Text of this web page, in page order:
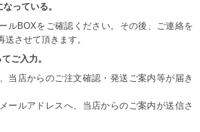
っている。
ルBOXをご確認ください。その後、ご連絡を
させて頂きます。
ご入力。
当店からのご注文確認・発送ご案内等が届き
ールアドレスへ、当店からのご案内が送信さ